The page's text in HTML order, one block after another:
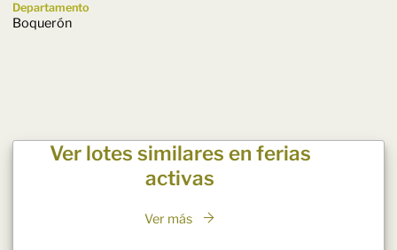
Departamento
Boquerón
Ver lotes similares en ferias
activas
Ver más